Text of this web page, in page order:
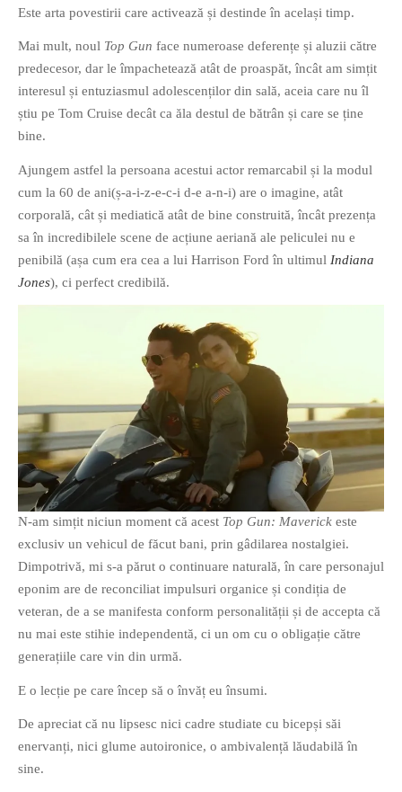
challenge of creating your
famous movies by using the
very letters of their titles!
RASFOIESTE
PAGINI
Ce fac?
Descarca povestirea Floare
Acrostics!
PRIETENI APROPIATI
Victor Sosea – Designer
PRIETENI DIN AFARA BRESLEI
GloryBox.ro
Vreau-schimbare.ro
PRIETENI DIN BREASLA
Este arta povestirii care activează și destinde în același timp.
Mai mult, noul Top Gun face numeroase deferențe și aluzii către
predecesor, dar le împachetează atât de proaspăt, încât am simțit
interesul și entuziasmul adolescenților din sală, aceia care nu îl
știu pe Tom Cruise decât ca ăla destul de bătrân și care se ține
bine.
Ajungem astfel la persoana acestui actor remarcabil și la modul
cum la 60 de ani(ș-a-i-z-e-c-i d-e a-n-i) are o imagine, atât
corporală, cât și mediatică atât de bine construită, încât prezența
sa în incredibilele scene de acțiune aeriană ale peliculei nu e
penibilă (așa cum era cea a lui Harrison Ford în ultimul Indiana
Jones), ci perfect credibilă.
N-am simțit niciun moment că acest Top Gun: Maverick este
exclusiv un vehicul de făcut bani, prin gâdilarea nostalgiei.
Dimpotrivă, mi s-a părut o continuare naturală, în care personajul
eponim are de reconciliat impulsuri organice și condiția de
veteran, de a se manifesta conform personalității și de accepta că
nu mai este stihie independentă, ci un om cu o obligație către
generațiile care vin din urmă.
E o lecție pe care încep să o învăț eu însumi.
De apreciat că nu lipsesc nici cadre studiate cu bicepși săi
enervanți, nici glume autoironice, o ambivalență lăudabilă în
sine.